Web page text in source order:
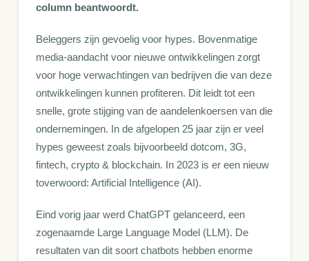
column beantwoordt.
Beleggers zijn gevoelig voor hypes. Bovenmatige
media-aandacht voor nieuwe ontwikkelingen zorgt
voor hoge verwachtingen van bedrijven die van deze
ontwikkelingen kunnen profiteren. Dit leidt tot een
snelle, grote stijging van de aandelenkoersen van die
ondernemingen. In de afgelopen 25 jaar zijn er veel
hypes geweest zoals bijvoorbeeld dotcom, 3G,
fintech, crypto & blockchain. In 2023 is er een nieuw
toverwoord: Artificial Intelligence (AI).
Eind vorig jaar werd ChatGPT gelanceerd, een
zogenaamde Large Language Model (LLM). De
resultaten van dit soort chatbots hebben enorme